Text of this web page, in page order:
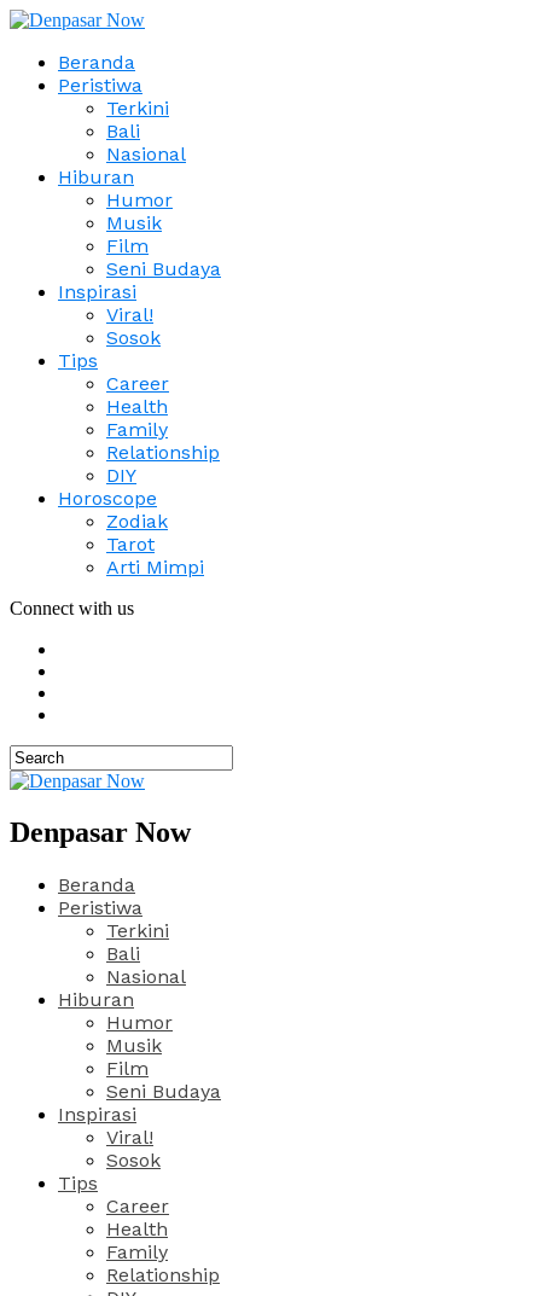
Beranda
Peristiwa
Terkini
Bali
Nasional
Hiburan
Humor
Musik
Film
Seni Budaya
Inspirasi
Viral!
Sosok
Tips
Career
Health
Family
Relationship
DIY
Horoscope
Zodiak
Tarot
Arti Mimpi
Connect with us
Denpasar Now
Beranda
Peristiwa
Terkini
Bali
Nasional
Hiburan
Humor
Musik
Film
Seni Budaya
Inspirasi
Viral!
Sosok
Tips
Career
Health
Family
Relationship